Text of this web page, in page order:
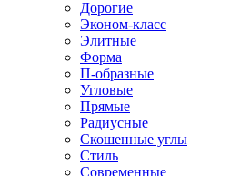
Дорогие
Эконом-класс
Элитные
Форма
П-образные
Угловые
Прямые
Радиусные
Скошенные углы
Стиль
Современные